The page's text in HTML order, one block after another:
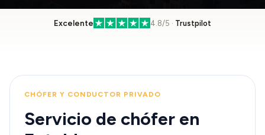
Excelente 4.8/5 · Trustpilot
CHÓFER Y CONDUCTOR PRIVADO
Servicio de chófer en